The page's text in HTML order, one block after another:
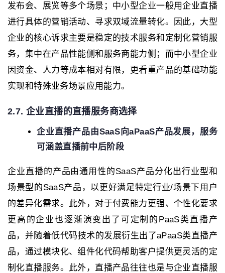
发布会、展览等多个场景；中小型企业一般用企业直播
进行具体的营销活动、寻求双域流量转化。因此，大型
企业的核心诉求主要是稳定的技术服务和定制化营销服
务，集中在产品性能侧和服务商能力侧；而中小型企业
因资金、人力等成本相对有限，更看重产品的基础功能
实现和特殊业务场景应用能力。
2.7. 企业直播的直播服务商选择
企业直播产品由SaaS向aPaaS产品发展，服务
可涵盖直播前中后阶段
企业直播的产品由通用性的SaaS产品分化出行业型和
场景型的SaaS产品，以更好满足特定行业/场景下用户
的差异化需求。此外，对于付费能力更强、个性化要求
更高的企业也逐渐演变出了可定制的PaaS类直播产
品，并随着低代码技术的发展衍生出了aPaaS类直播产
品，通过模块化、组件化代码帮助客户提供更灵活的定
制化直播服务。此外，直播产品往往也是与企业直播服